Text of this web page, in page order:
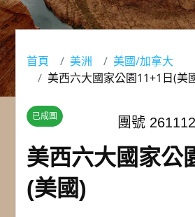
首頁 美洲
美國/加拿大
美西六大國家公園11+1日(美
已成團 團號
美西六大國家公
(美國)